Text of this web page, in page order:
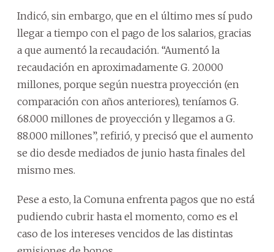
Indicó, sin embargo, que en el último mes sí pudo
llegar a tiempo con el pago de los salarios, gracias
a que aumentó la recaudación. “Aumentó la
recaudación en aproximadamente G. 20.000
millones, porque según nuestra proyección (en
comparación con años anteriores), teníamos G.
68.000 millones de proyección y llegamos a G.
88.000 millones”, refirió, y precisó que el aumento
se dio desde mediados de junio hasta finales del
mismo mes.
Pese a esto, la Comuna enfrenta pagos que no está
pudiendo cubrir hasta el momento, como es el
caso de los intereses vencidos de las distintas